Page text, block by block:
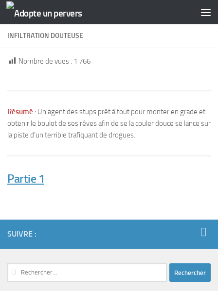
Skip to content
INFILTRATION DOUTEUSE
Nombre de vues : 1 766
Résumé : Un agent des stups prêt à tout pour monter en grade et
obtenir le boulot de ses rêves afin de se la couler douce se lance sur
la piste d’un terrible trafiquant de drogues.
Partie 1
SUIVRE :
Rechercher :